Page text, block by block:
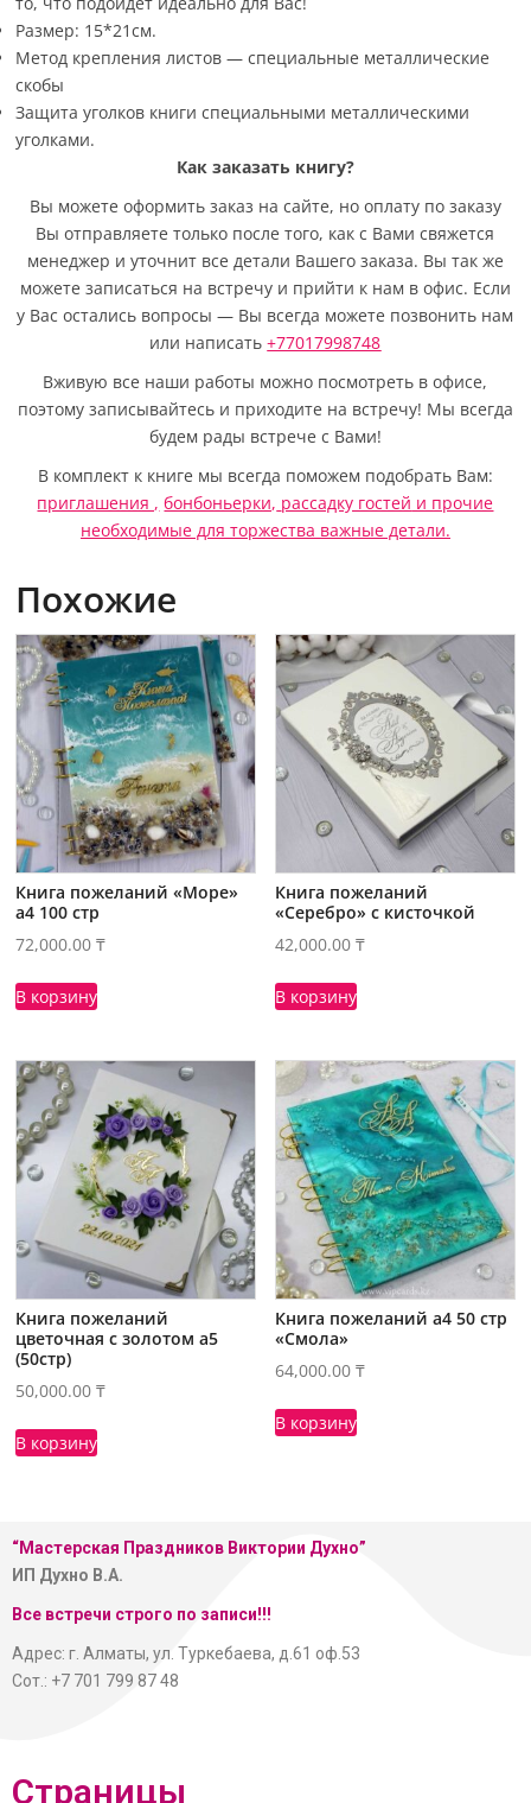
Размер: 15*21см.
Метод крепления листов — специальные металлические
скобы
Защита уголков книги специальными металлическими
уголками.
Как заказать книгу?
Вы можете оформить заказ на сайте, но оплату по заказу
Вы отправляете только после того, как с Вами свяжется
менеджер и уточнит все детали Вашего заказа. Вы так же
можете записаться на встречу и прийти к нам в офис. Если
у Вас остались вопросы — Вы всегда можете позвонить нам
или написать+77017998748
Вживую все наши работы можно посмотреть в офисе,
поэтому записывайтесь и приходите на встречу! Мы всегда
будем рады встрече с Вами!
В комплект к книге мы всегда поможем подобрать Вам:
приглашения , бонбоньерки, рассадку гостей и прочие
необходимые для торжества важные детали.
Похожие
Книга пожеланий «Море»
а4 100 стр
72,000.00₸
В корзину
Книга пожеланий
«Серебро» с кисточкой
42,000.00₸
В корзину
Книга пожеланий
цветочная с золотом а5
(50стр)
50,000.00₸
В корзину
Книга пожеланий а4 50 стр
«Смола»
64,000.00₸
В корзину
“Мастерская Праздников Виктории Духно”
ИП Духно В.А.
Все встречи строго по записи!!!
Адрес: г. Алматы, ул. Туркебаева, д.61 оф.53
Сот.: +7 701 799 87 48
Страницы